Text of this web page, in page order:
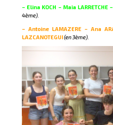
– Elina KOCH – Maia LARRETCHE
4ème).
– Antoine LAMAZERE – Ana
LAZCANOTEGUI(en 3ème).